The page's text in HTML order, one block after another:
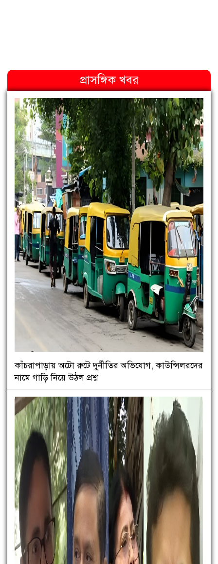
প্রাসঙ্গিক খবর
কাঁচরাপাড়ায় অটো রুটে দুর্নীতির অভিযোগ, কাউন্সিলরদের
নামে গাড়ি নিয়ে উঠল প্রশ্ন